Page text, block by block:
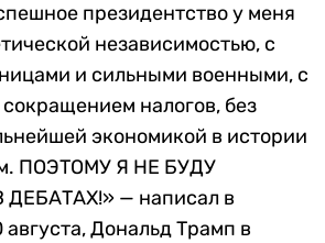
президентство у меня
независимостью, с
и сильными военными, с
налогов, без
экономикой в истории
ПОЭТОМУ Я НЕ БУДУ
— написал в
августа, Дональд Трамп в